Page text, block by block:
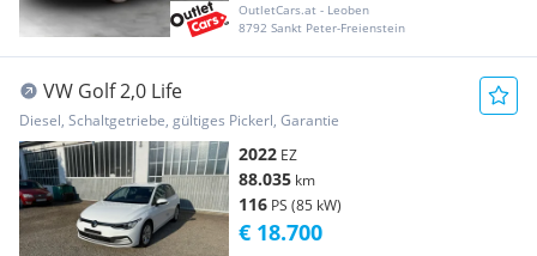
OutletCars.at - Leoben
8792 Sankt Peter-Freienstein
VW Golf 2,0 Life
Diesel, Schaltgetriebe, gültiges Pickerl, Garantie
2022 EZ
88.035 km
116 PS (85 kW)
€ 18.700